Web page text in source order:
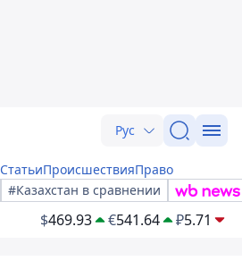
Рус
СтатьиПроисшествияПраво
#Казахстан в сравнении
$469.93 €541.64 ₽5.71